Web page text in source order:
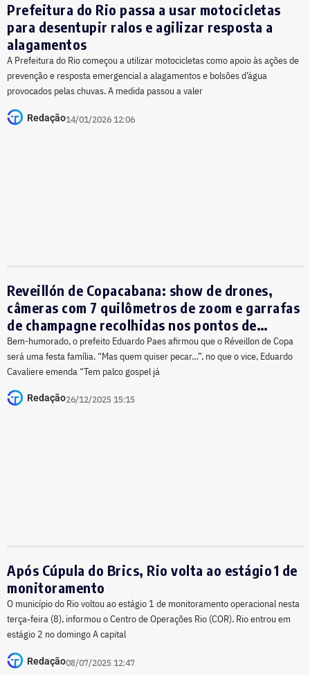
Prefeitura do Rio passa a usar motocicletas
para desentupir ralos e agilizar resposta a
alagamentos
A Prefeitura do Rio começou a utilizar motocicletas como apoio às ações de
prevenção e resposta emergencial a alagamentos e bolsões d’água
provocados pelas chuvas. A medida passou a valer
Redação14/01/2026 12:06
Reveillón de Copacabana: show de drones,
câmeras com 7 quilômetros de zoom e garrafas
de champagne recolhidas nos pontos de
revista
Bem-humorado, o prefeito Eduardo Paes afirmou que o Réveillon de Copa
será uma festa família. “Mas quem quiser pecar…”, no que o vice, Eduardo
Cavaliere emenda “Tem palco gospel já
Redação26/12/2025 15:15
Após Cúpula do Brics, Rio volta ao estágio 1 de
monitoramento
O município do Rio voltou ao estágio 1 de monitoramento operacional nesta
terça‑feira (8), informou o Centro de Operações Rio (COR). Rio entrou em
estágio 2 no domingo A capital
Redação08/07/2025 12:47